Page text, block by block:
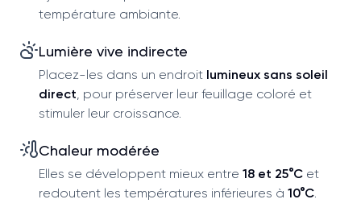
température ambiante.
Lumière vive indirecte
Placez-les dans un endroit lumineux sans soleil
direct , pour préserver leur feuillage coloré et
stimuler leur croissance.
Chaleur modérée
Elles se développent mieux entre 18 et 25°C et
redoutent les températures inférieures à 10°C